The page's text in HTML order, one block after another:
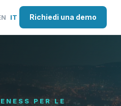
IT Richiedi una demo
PER LE